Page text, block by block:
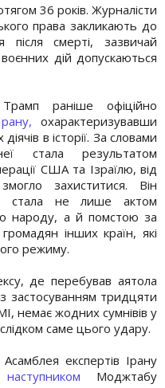
36 років. Журналісти
права закликають до
смерті, зазвичай
дій допускаються
раніше офіційно
охарактеризувавши
в історії. За словами
стала результатом
США та Ізраїлю, від
захиститися. Він
стала не лише актом
народу, а й помстою за
інших країн, які
режиму.
де перебував аятола
застосуванням тридцяти
немає жодних сумнівів у
саме цього удару.
експертів Ірану
Моджтабу